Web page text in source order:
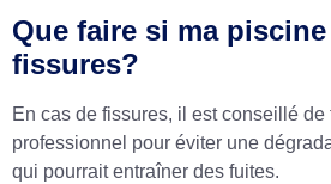
Que faire si ma
fissures?
En cas de fissures, il est conseillé de
professionnel pour éviter une
qui pourrait entraîner des fuites.